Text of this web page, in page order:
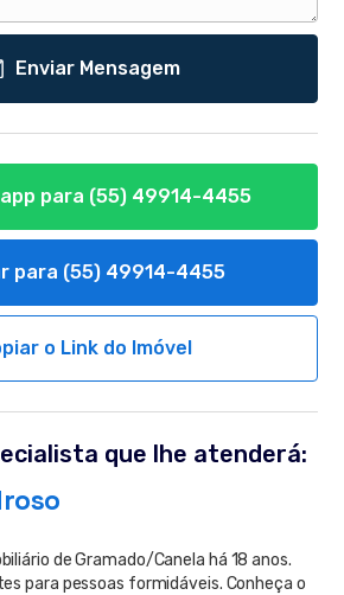
Enviar Mensagem
para (55) 49914-4455
para (55) 49914-4455
o Link do Imóvel
que lhe atenderá:
de Gramado/Canela há 18 anos.
para pessoas formidáveis. Conheça o